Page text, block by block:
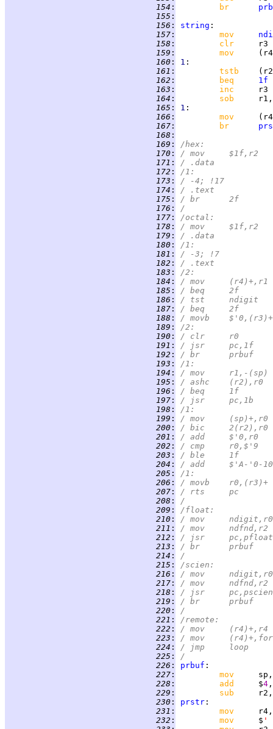
154 : br
155 :
156 : string
157 : mov
158 : clr
159 :
mov
160 : 1
161 :
tstb
162 : beq 1f
163 : inc
164 : sob
r1,
165 : 1
166 :
mov
167 : br
168 :
169 :
/hex:
170 :
/	mov	$1f,r2
171 :
/	.data
172 :
/1:
173 :
/	-4; !17
174 :
/	.text
175 :
/	br	2f
176 :
/
177 :
/octal:
178 :
/	mov	$1f,r2
179 :
/	.data
180 :
/1:
181 :
/	-3; !7
182 :
/	.text
183 :
/2:
184 :
/	mov	(r4)+,r1
185 :
/	beq	2f
186 :
/	tst	ndigit
187 :
/	beq	2f
188 :
/	movb	$'0,(r3)+
189 :
/2:
190 :
/	clr	r0
191 :
/	jsr	pc,1f
192 :
/	br	prbuf
193 :
/1:
194 :
/	mov	r1,-(sp)
195 :
/	ashc	(r2),r0
196 :
/	beq	1f
197 :
/	jsr	pc,1b
198 :
/1:
199 :
/	mov	(sp)+,r0
200 :
/	bic	2(r2),r0
201 :
/	add	$'0,r0
202 :
/	cmp	r0,$'9
203 :
/	ble	1f
204 :
/	add	$'A-
205 :
/1:
206 :
/	movb	r0,(r3)+
207 :
/	rts	pc
208 :
/
209 :
/float:
210 :
/	mov	ndigit,r0
211 :
/	mov	ndfnd,r2
212 :
/	jsr	pc,pfloat
213 :
/	br	prbuf
214 :
/
215 :
/scien:
216 :
/	mov	ndigit,r0
217 :
/	mov	ndfnd,r2
218 :
/	jsr	pc,pscien
219 :
/	br	prbuf
220 :
/
221 :
/remote:
222 :
/	mov	(r4)+,r4
223 :
/	mov
224 :
/	jmp	loop
225 :
/
226 : prbuf
227 :
mov
228 : add $4
229 :
sub
230 : prstr
231 :
mov
232 : mov $ '